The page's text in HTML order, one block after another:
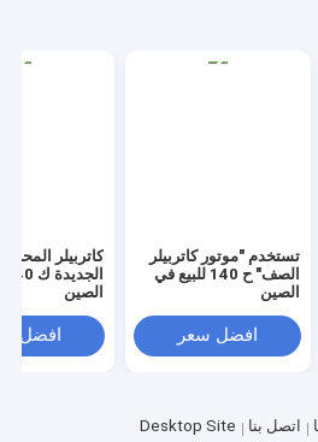
تستخدم "موتور كاتربيلر
الصف" ح 140 للبيع في
الصين
افضل سعر
كاتربيلر
الصين
افضل
اتصل بنا
Desktop Site